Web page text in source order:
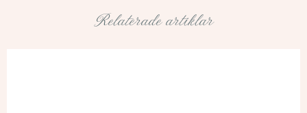
Relaterade artiklar